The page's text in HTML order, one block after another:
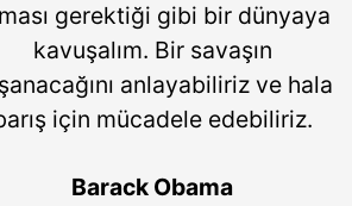
gerektiği gibi bir dünyaya
kavuşalım. Bir savaşın
anlayabiliriz ve hala
için mücadele edebiliriz.
Barack Obama